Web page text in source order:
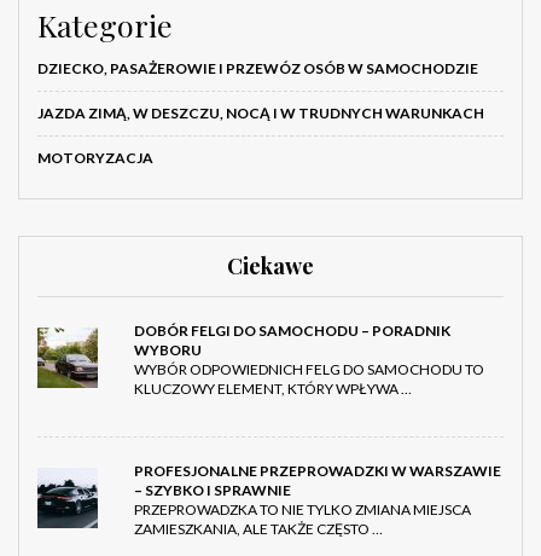
Kategorie
DZIECKO, PASAŻEROWIE I PRZEWÓZ OSÓB W SAMOCHODZIE
JAZDA ZIMĄ, W DESZCZU, NOCĄ I W TRUDNYCH WARUNKACH
MOTORYZACJA
Ciekawe
DOBÓR FELGI DO SAMOCHODU – PORADNIK
WYBORU
WYBÓR ODPOWIEDNICH FELG DO SAMOCHODU TO
KLUCZOWY ELEMENT, KTÓRY WPŁYWA …
PROFESJONALNE PRZEPROWADZKI W WARSZAWIE
– SZYBKO I SPRAWNIE
PRZEPROWADZKA TO NIE TYLKO ZMIANA MIEJSCA
ZAMIESZKANIA, ALE TAKŻE CZĘSTO …